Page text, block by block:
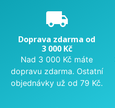
local_shipping
Doprava zdarma od
3 000 Kč
Nad 3 000 Kč máte
dopravu zdarma. Ostatní
objednávky už od 79 Kč.